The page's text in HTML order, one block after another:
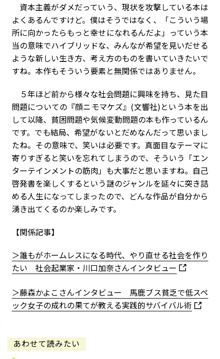
資本主義がダメだっていう、現状を攻撃している本は
よくあるんですけど。僕はそうではなく、「こういう場
所に向かったらもっと幸せになれるんだよ」っていう本
当の意味でハイブリッドな、みんなが希望を見いだせる
ような新しい生き方、考え方のものを書いていきたいで
すね。本作もそういう要素と無関係ではありません。
５年ほど前から様々な社会問題に興味を持ち、見た目
問題についての『顔ニモマケズ』(文響社)という本を出
して以降、貧困問題や気候変動問題の本も作っているん
です。でも結局、希望がないとだめなんだって思いまし
たね。その意味で、笑いは必要です。真面目なテーマに
寄りすぎると笑いを忘れてしまうので、そういう「エン
ターテインメントの筋肉」も大事だと思いますね。自己
啓発書を楽しくするという謎のジャンルを延々に突き詰
める人生になってしまったので、どんな作品が自分から
湧き出てくるのか楽しみです。
【関係記事】
＞誰もがホームレスになる時代、やり直せる社会を作り
たい 社会起業家・川口加奈さんインタビュー
＞藤森かよこさんインタビュー 馬鹿ブス貧乏で低スペ
ック女子の成れの果てが教える実践的サバイバル術
あわせて読みたい